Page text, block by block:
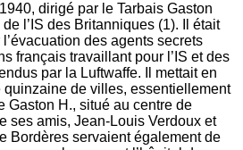
dirigé par le Tarbais Gaston
l’IS des Britanniques (1). Il était
des agents secrets
français travaillant pour l’IS et des
par la Luftwaffe. Il mettait en
quinzaine de villes, essentiellement
Gaston H., situé au centre de
ses amis, Jean-Louis Verdoux et
Bordères servaient également de